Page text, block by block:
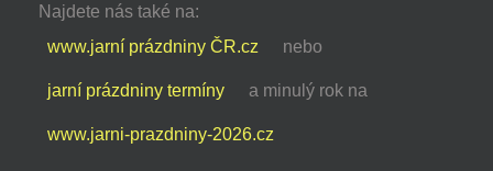
Najdete nás také na:
www.jarní prázdniny ČR.cz
nebo
jarní prázdniny termíny a minulý rok na
www.jarni-prazdniny-2026.cz